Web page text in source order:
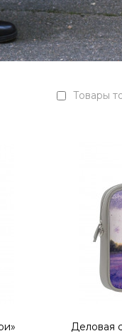
Товары
бизнесмен Алексей
Деловая